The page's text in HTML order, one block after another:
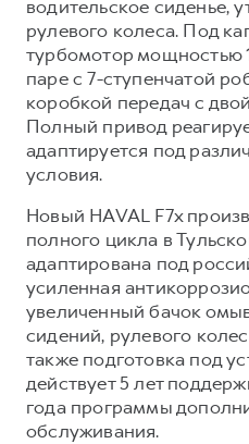
водительское сиденье,
рулевого колеса. Под
турбомотор мощностью
паре с 7-ступенчатой
коробкой передач с
Полный привод
адаптируется под
условия.
Новый HAVAL F7x
полного цикла в
адаптирована под
усиленная
увеличенный бачок
сидений, рулевого
также подготовка под
действует 5 лет
года программы
обслуживания.